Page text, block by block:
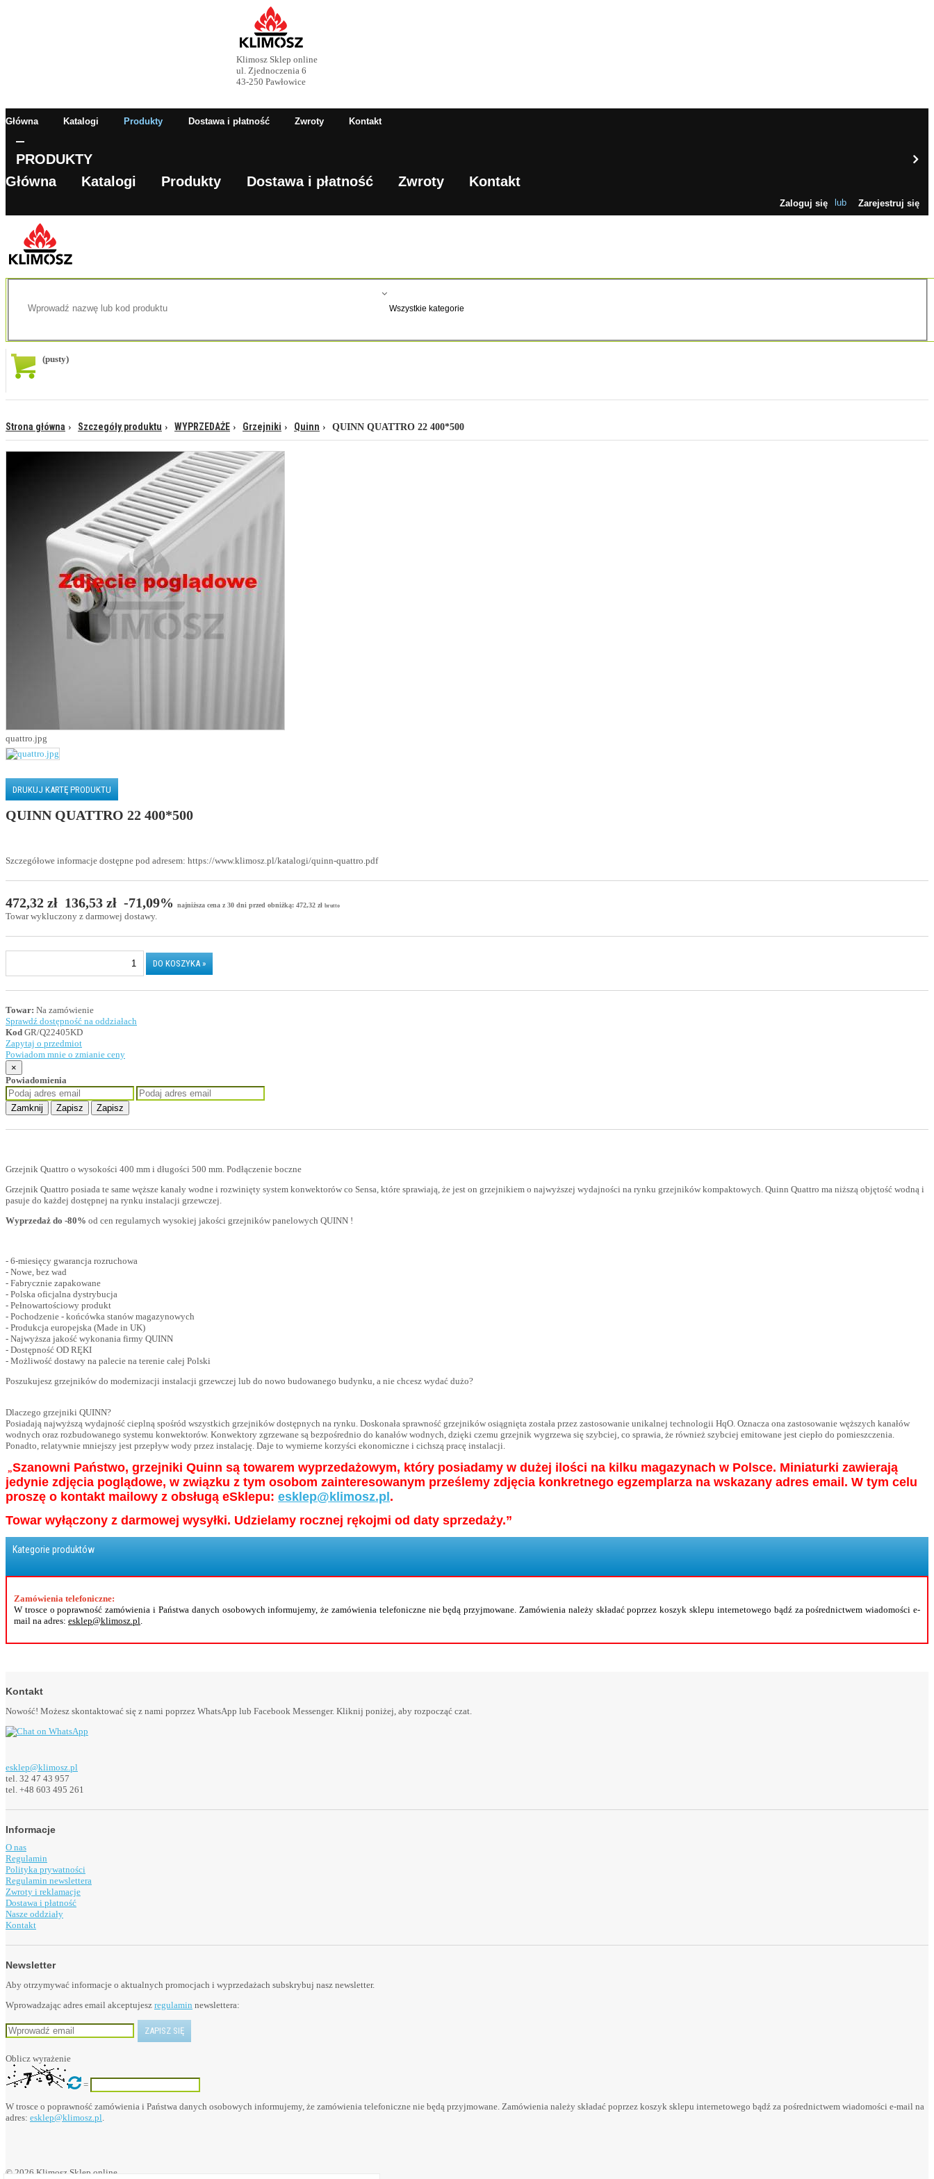
Klimosz Sklep online
ul. Zjednoczenia 6
43-250 Pawłowice
Główna Katalogi Produkty Dostawa i płatność Zwroty Kontakt
PRODUKTY
Główna
Katalogi Produkty Dostawa i płatność Zwroty Kontakt
Zaloguj się lub Zarejestruj się
(pusty)
Strona główna Szczegóły produktu WYPRZEDAŻE Grzejniki Quinn QUINN QUATTRO 22 400*500
quattro.jpg
DRUKUJ KARTĘ PRODUKTU
QUINN QUATTRO 22 400*500
Szczegółowe informacje dostępne pod adresem: https://www.klimosz.pl/katalogi/quinn-quattro.pdf
472,32 zł 136,53 zł -71,09% najniższa cena z 30 dni przed obniżką: 472,32 zł brutto
Towar wykluczony z darmowej dostawy.
Towar: Na zamówienie
Sprawdź dostępność na oddziałach
Kod GR/Q22405KD
Zapytaj o przedmiot
Powiadom mnie o zmianie ceny
×
Powiadomienia
Zamknij Zapisz Zapisz
Grzejnik Quattro o wysokości 400 mm i długości 500 mm. Podłączenie boczne
Grzejnik Quattro posiada te same węższe kanały wodne i rozwinięty system konwektorów co Sensa, które sprawiają, że jest on grzejnikiem o najwyższej wydajności na rynku grzejników kompaktowych. Quinn Quattro ma niższą objętość wodną i
pasuje do każdej dostępnej na rynku instalacji grzewczej.
Wyprzedaż do -80% od cen regularnych wysokiej jakości grzejników panelowych QUINN !
- 6-miesięcy gwarancja rozruchowa
- Nowe, bez wad
- Fabrycznie zapakowane
- Polska oficjalna dystrybucja
- Pełnowartościowy produkt
- Pochodzenie - końcówka stanów magazynowych
- Produkcja europejska (Made in UK)
- Najwyższa jakość wykonania firmy QUINN
- Dostępność OD RĘKI
- Możliwość dostawy na palecie na terenie całej Polski
Poszukujesz grzejników do modernizacji instalacji grzewczej lub do nowo budowanego budynku, a nie chcesz wydać dużo?
Dlaczego grzejniki QUINN?
Posiadają najwyższą wydajność cieplną spośród wszystkich grzejników dostępnych na rynku. Doskonała sprawność grzejników osiągnięta została przez zastosowanie unikalnej technologii HqO. Oznacza ona zastosowanie węższych kanałów
wodnych oraz rozbudowanego systemu konwektorów. Konwektory zgrzewane są bezpośrednio do kanałów wodnych, dzięki czemu grzejnik wygrzewa się szybciej, co sprawia, że również szybciej emitowane jest ciepło do pomieszczenia.
Ponadto, relatywnie mniejszy jest przepływ wody przez instalację. Daje to wymierne korzyści ekonomiczne i cichszą pracę instalacji.
„Szanowni Państwo, grzejniki Quinn są towarem wyprzedażowym, który posiadamy w dużej ilości na kilku magazynach w Polsce. Miniaturki zawierają
jedynie zdjęcia poglądowe, w związku z tym osobom zainteresowanym prześlemy zdjęcia konkretnego egzemplarza na wskazany adres email. W tym celu
proszę o kontakt mailowy z obsługą eSklepu: esklep@klimosz.pl .
Towar wyłączony z darmowej wysyłki. Udzielamy rocznej rękojmi od daty sprzedaży.”
Kategorie produktów
Zamówienia telefoniczne:
W trosce o poprawność zamówienia i Państwa danych osobowych informujemy, że zamówienia telefoniczne nie będą przyjmowane. Zamówienia należy składać poprzez koszyk sklepu internetowego bądź za pośrednictwem wiadomości e-
mail na adres: esklep@klimosz.pl.
Kontakt
Nowość! Możesz skontaktować się z nami poprzez WhatsApp lub Facebook Messenger. Kliknij poniżej, aby rozpocząć czat.
esklep@klimosz.pl
tel. 32 47 43 957
tel. +48 603 495 261
Informacje
O nas
Regulamin
Polityka prywatności
Regulamin newslettera
Zwroty i reklamacje
Dostawa i płatność
Nasze oddziały
Kontakt
Newsletter
Aby otrzymywać informacje o aktualnych promocjach i wyprzedażach subskrybuj nasz newsletter.
Wprowadzając adres email akceptujesz regulamin newslettera:
Oblicz wyrażenie
=
W trosce o poprawność zamówienia i Państwa danych osobowych informujemy, że zamówienia telefoniczne nie będą przyjmowane. Zamówienia należy składać poprzez koszyk sklepu internetowego bądź za pośrednictwem wiadomości e-mail na
adres: esklep@klimosz.pl
© 2026 Klimosz Sklep online